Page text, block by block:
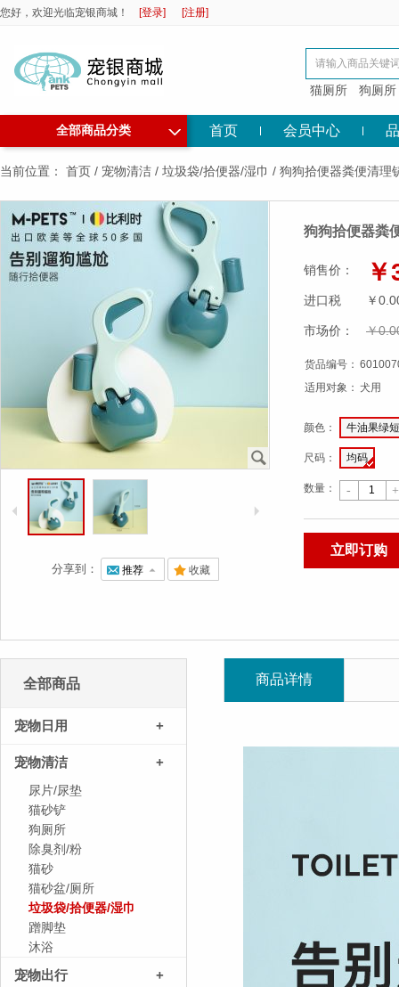
您好，欢迎光临宠银商城！ [登录] [注册]
猫厕所 狗厕所
全部商品分类 ◇ 首页 会员中心
当前位置： 首页 / 宠物清洁 / 垃圾袋/拾便器/湿巾 / 狗狗拾便器粪便清理
J
4 5
分享到： @ 推荐 7 . 收藏
狗狗拾便器粪
销售价：
进口税 ￥
市场价： ￥
货品编号：
适用对象： 犬用
颜色 ： 牛油果绿
尺码 ： 均码
数量： - +
立即订购
全部商品
宠物日用 +
宠物清洁 +
尿片/尿垫
猫砂铲
狗厕所
除臭剂/粉
猫砂
猫砂盆/厕所
垃圾袋/拾便器/湿巾
蹭脚垫
沐浴
宠物出行 +
商品详情